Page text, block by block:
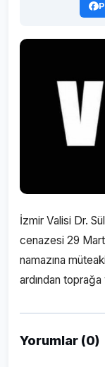
İzmir Valisi Dr.
cenazesi 29
namazına
ardından
Yorumlar (0)